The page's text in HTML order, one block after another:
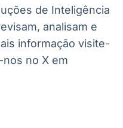
de Inteligência
analisam e
informação visite-
nos no X em